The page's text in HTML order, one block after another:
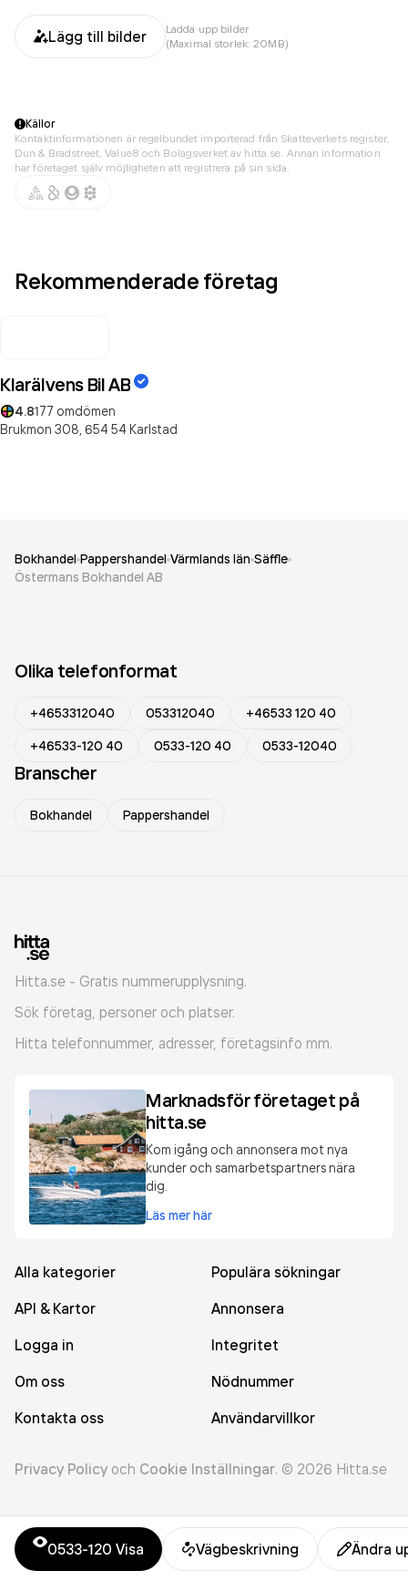
0533-120 Visa Vägbeskrivning Ändra
Lägg till bilder
Ladda upp bilder
(Maximal storlek: 20MB)
Källor
Kontaktinformationen är regelbundet importerad från Skatteverkets register,
Dun & Bradstreet, Value8 och Bolagsverket av hitta.se. Annan information
har företaget själv möjligheten att registrera på sin sida.
Rekommenderade företag
Klarälvens Bil AB
4.8177 omdömen
Brukmon 308, 654 54 Karlstad
Bokhandel Pappershandel Värmlands län Säffle
Östermans Bokhandel AB
Olika telefonformat
+4653312040 053312040
+46533 120 40
+46533-120 40
0533-120 40 0533-12040
Branscher
Bokhandel Pappershandel
Hitta.se - Gratis nummerupplysning.
Sök företag, personer och platser.
Hitta telefonnummer, adresser, företagsinfo mm.
Marknadsför företaget på
hitta.se
Kom igång och annonsera mot nya
kunder och samarbetspartners nära
dig.
Läs mer här
Alla kategorier
Populära sökningar
API & Kartor
Annonsera
Logga in
Integritet
Om oss
Nödnummer
Kontakta oss
Användarvillkor
Privacy Policy och Cookie Inställningar. © 2026 Hitta.se